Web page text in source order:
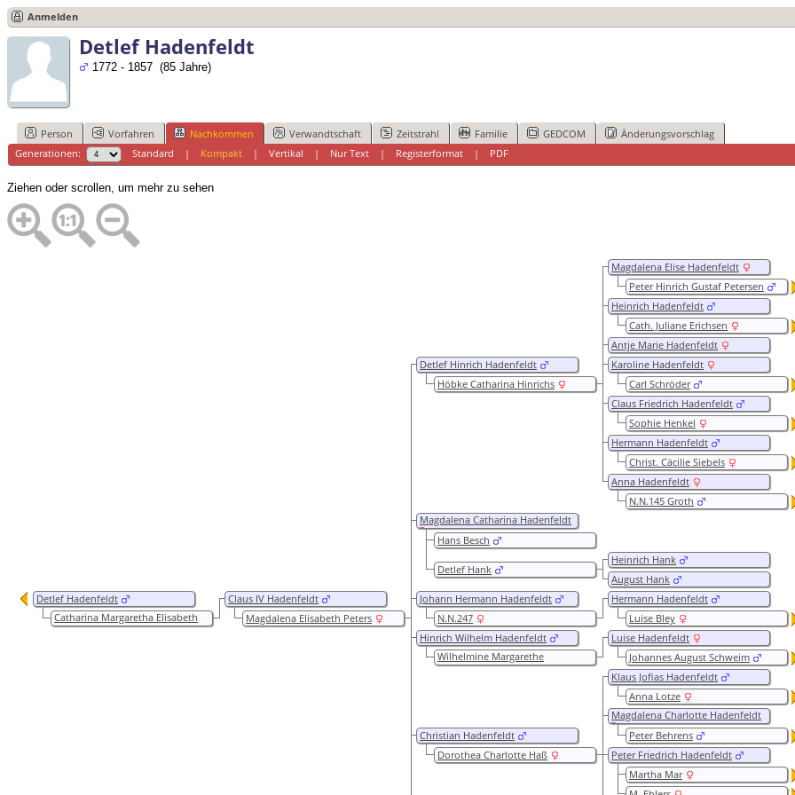
Anmelden
Detlef Hadenfeldt
1772 - 1857 (85 Jahre)
Person Vorfahren Nachkommen Verwandtschaft Zeitstrahl Familie GEDCOM
Änderungsvorschlag
Generationen:
Standard | Kompakt| Vertikal | Nur Text| Registerformat| PDF
Ziehen oder scrollen, um mehr zu sehen
Magdalena Elise Hadenfeldt
Peter Hinrich Gustaf Petersen
Heinrich Hadenfeldt
Cath. Juliane Erichsen
Antje Marie Hadenfeldt
Karoline Hadenfeldt
Carl Schröder
Claus Friedrich Hadenfeldt
Sophie Henkel
Hermann Hadenfeldt
Christ. Cäcilie Siebels
Anna Hadenfeldt
N.N.145 Groth
Detlef Hinrich Hadenfeldt
Höbke Catharina Hinrichs
Magdalena Catharina Hadenfeldt
Hans Besch
Heinrich Hank
August Hank
Detlef Hank
Hermann Hadenfeldt
Luise Bley
Johann Hermann Hadenfeldt
N.N.247
Luise Hadenfeldt
Johannes August Schweim
Hinrich Wilhelm Hadenfeldt
Wilhelmine Margarethe
Krabbnhöft
Klaus Jofias Hadenfeldt
Anna Lotze
Magdalena Charlotte Hadenfeldt
Peter Behrens
Peter Friedrich Hadenfeldt
Martha Mar
Christian Hadenfeldt
Dorothea Charlotte Haß
Claus IV Hadenfeldt
Magdalena Elisabeth Peters
Detlef Hadenfeldt
Catharina Margaretha Elisabeth
von Rein